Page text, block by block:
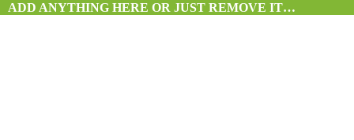
ADD ANYTHING HERE OR JUST REMOVE IT…